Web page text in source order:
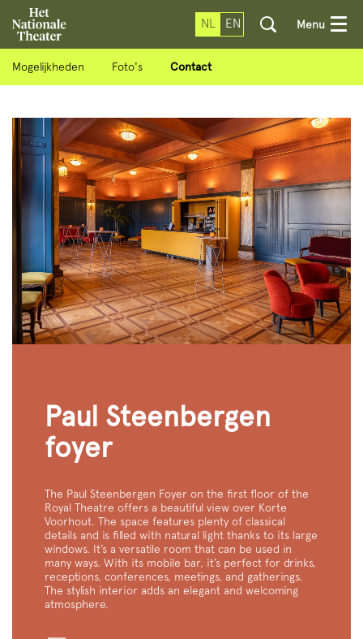
NL EN Menu
Mogelijkheden Foto's Contact
Paul Steenbergen
foyer
The Paul Steenbergen Foyer on the first floor of the
Royal Theatre offers a beautiful view over Korte
Voorhout. The space features plenty of classical
details and is filled with natural light thanks to its large
windows. It’s a versatile room that can be used in
many ways. With its mobile bar, it’s perfect for drinks,
receptions, conferences, meetings, and gatherings.
The stylish interior adds an elegant and welcoming
atmosphere.